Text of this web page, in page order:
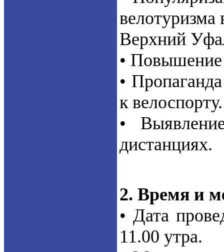
велотуризма
Верхний
• Повышение
•
к велоспорту.
•
дистанциях.
2. Время и
• Дата
11.00 утра.